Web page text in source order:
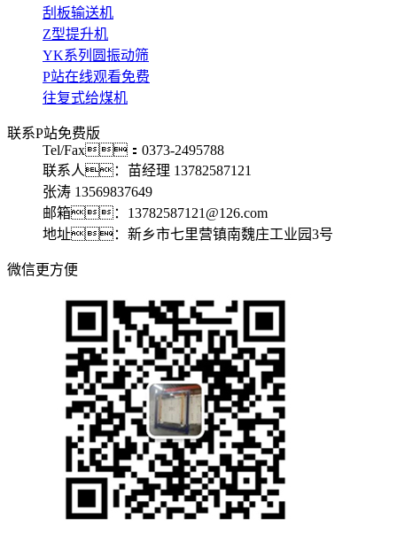
刮板输送机
Z型提升机
YK系列圆振动筛
P站在线观看免费
往复式给煤机
联系P站免费版
Tel/Fax：0373-2495788
联系人：苗经理 13782587121
张涛 13569837649
邮箱：13782587121@126.com
地址：新乡市七里营镇南魏庄工业园3号
微信更方便